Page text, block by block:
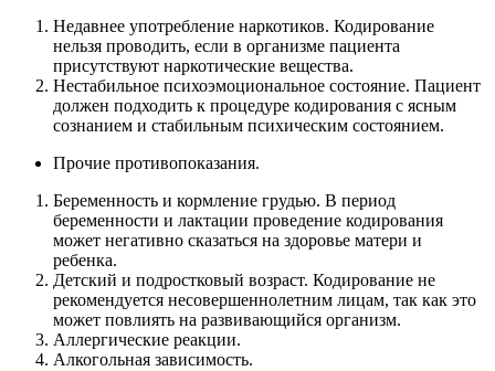
Недавнее употребление наркотиков. Кодирование
нельзя проводить, если в организме пациента
присутствуют наркотические вещества.
Нестабильное психоэмоциональное состояние. Пациент
должен подходить к процедуре кодирования с ясным
сознанием и стабильным психическим состоянием.
Прочие противопоказания.
Беременность и кормление грудью. В период
беременности и лактации проведение кодирования
может негативно сказаться на здоровье матери и
ребенка.
Детский и подростковый возраст. Кодирование не
рекомендуется несовершеннолетним лицам, так как это
может повлиять на развивающийся организм.
Аллергические реакции.
Алкогольная зависимость.